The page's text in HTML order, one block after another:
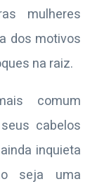
mulheres
dos motivos
na raiz.
comum
cabelos
inquieta
seja uma